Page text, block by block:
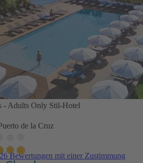
Adults Only Stil-Hotel
de la Cruz
Bewertungen mit einer Zustimmung